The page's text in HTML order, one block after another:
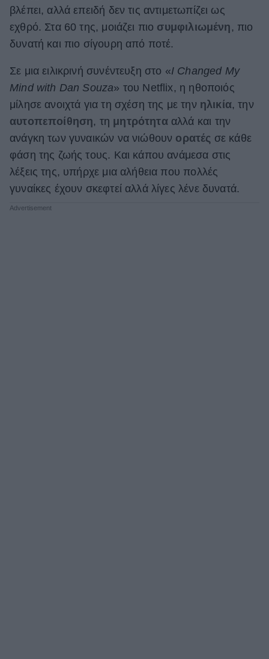
Hautes Grecians
Γάμος
Market News
βλέπει, αλλά επειδή δεν τις αντιμετωπίζει ως
εχθρό. Στα 60 της, μοιάζει πιο συμφιλιωμένη , πιο
δυνατή και πιο σίγουρη από ποτέ.
Σε μια ειλικρινή συνέντευξη στο «I Changed My
Mind with Dan Souza» του Netflix, η ηθοποιός
μίλησε ανοιχτά για τη σχέση της με την ηλικία, την
αυτοπεποίθηση, τη μητρότητα αλλά και την
ανάγκη των γυναικών να νιώθουν ορατές σε κάθε
φάση της ζωής τους. Και κάπου ανάμεσα στις
λέξεις της, υπήρχε μια αλήθεια που πολλές
γυναίκες έχουν σκεφτεί αλλά λίγες λένε δυνατά.